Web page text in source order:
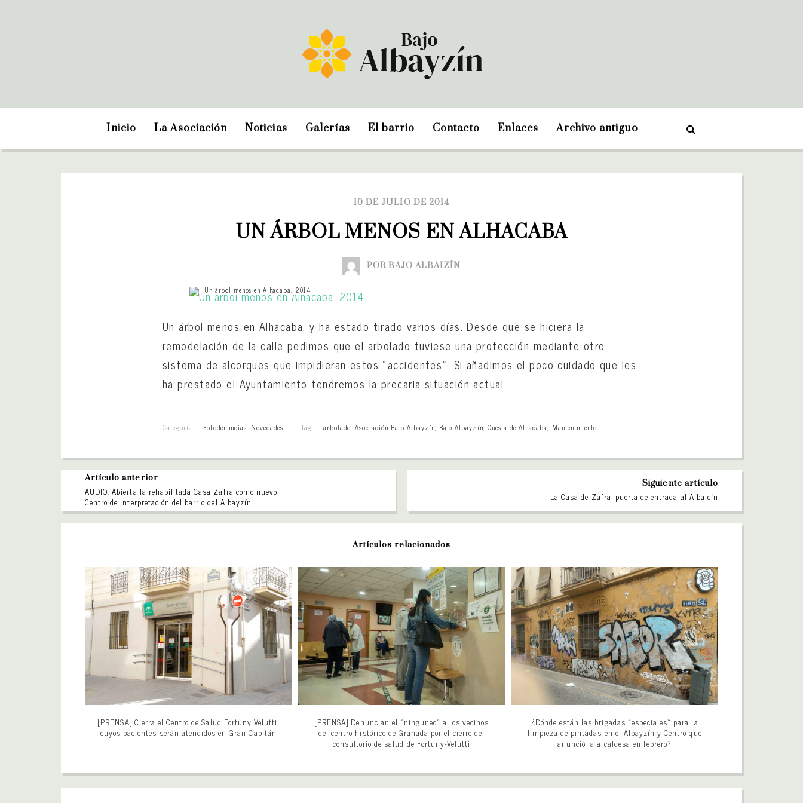
Inicio La Asociación Noticias Galerías El barrio Contacto Enlaces Archivo antiguo
10 DE JULIO DE 2014
UN ÁRBOL MENOS EN ALHACABA
POR BAJO ALBAIZÍN
Un árbol menos en Alhacaba. 2014
Un árbol menos en Alhacaba, y ha estado tirado varios días. Desde que se hiciera la
remodelación de la calle pedimos que el arbolado tuviese una protección mediante otro
sistema de alcorques que impidieran estos «accidentes». Si añadimos el poco cuidado que les
ha prestado el Ayuntamiento tendremos la precaria situación actual.
Categoría: Fotodenuncias, Novedades Tag: arbolado, Asociación Bajo Albayzín, Bajo Albayzín, Cuesta de Alhacaba, Mantenimiento
Artículo anterior
AUDIO: Abierta la rehabilitada Casa Zafra como nuevo
Centro de Interpretación del barrio del Albayzín
Siguiente artículo
La Casa de Zafra, puerta de entrada al Albaicín
Artículos relacionados
[PRENSA] Cierra el Centro de Salud Fortuny Velutti,
cuyos pacientes serán atendidos en Gran Capitán
[PRENSA] Denuncian el «ninguneo» a los vecinos
del centro histórico de Granada por el cierre del
consultorio de salud de Fortuny-Velutti
¿Dónde están las brigadas «especiales» para la
limpieza de pintadas en el Albayzín y Centro que
anunció la alcaldesa en febrero?